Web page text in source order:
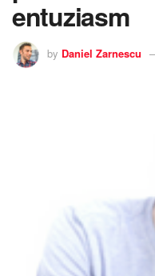
entuziasm
by Daniel Zarnescu